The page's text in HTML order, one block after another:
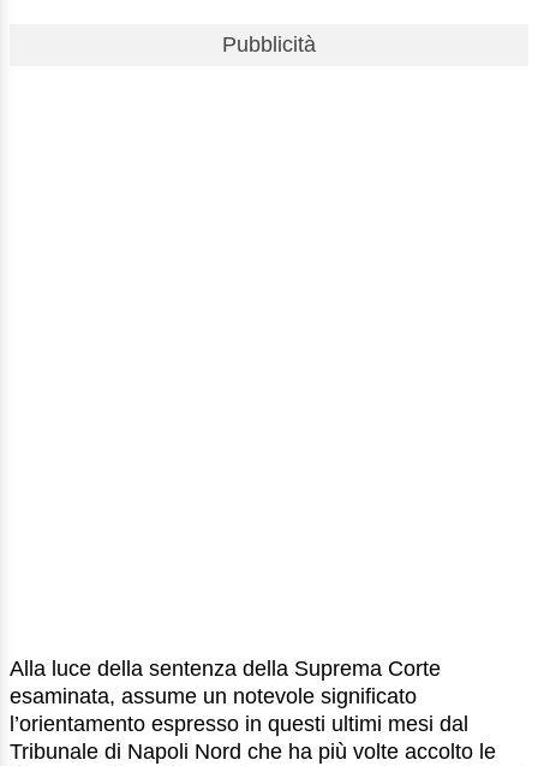
Pubblicità
Alla luce della sentenza della Suprema Corte
esaminata, assume un notevole significato
l’orientamento espresso in questi ultimi mesi dal
Tribunale di Napoli Nord che ha più volte accolto le